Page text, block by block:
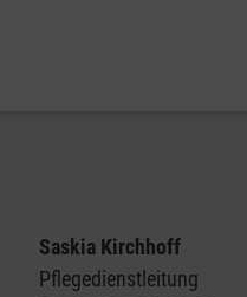
Saskia Kirchhoff
Pflegedienstleitung